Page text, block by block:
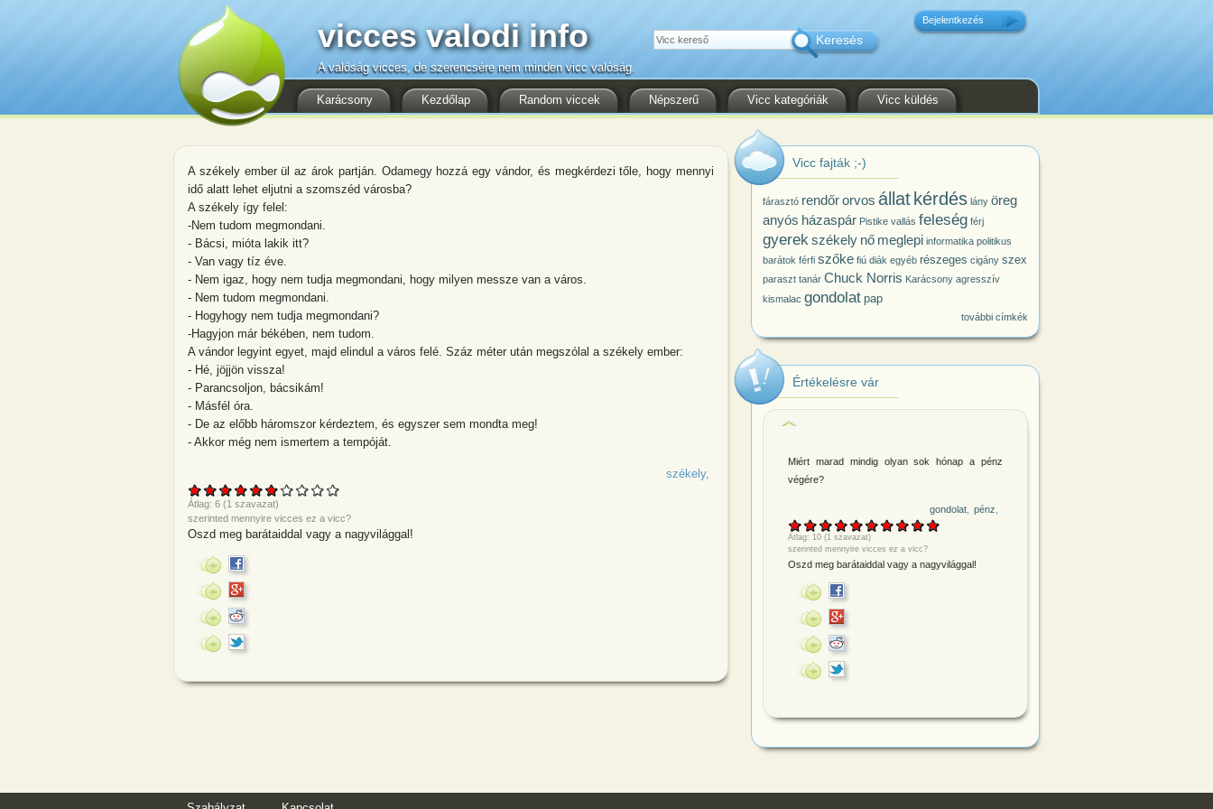
Karácsony Kezdőlap Random viccek Népszerű Vicc kategóriák Vicc küldés
vicces valodi info
A valóság vicces, de szerencsére nem minden vicc valóság.
Bejelentkezés
Keresés
A székely ember ül az árok partján. Odamegy hozzá egy vándor, és megkérdezi tőle, hogy mennyi
idő alatt lehet eljutni a szomszéd városba?
A székely így felel:
-Nem tudom megmondani.
- Bácsi, mióta lakik itt?
- Van vagy tíz éve.
- Nem igaz, hogy nem tudja megmondani, hogy milyen messze van a város.
- Nem tudom megmondani.
- Hogyhogy nem tudja megmondani?
-Hagyjon már békében, nem tudom.
A vándor legyint egyet, majd elindul a város felé. Száz méter után megszólal a székely ember:
- Hé, jöjjön vissza!
- Parancsoljon, bácsikám!
- Másfél óra.
- De az előbb háromszor kérdeztem, és egyszer sem mondta meg!
- Akkor még nem ismertem a tempóját.
székely
Átlag: 6 (1 szavazat)
szerinted mennyire vicces ez a vicc?
Oszd meg barátaiddal vagy a nagyvilággal!
Vicc fajták ;-)
fárasztó rendőrorvos állat kérdés lány öreg
anyós házaspár Pistike vallás feleség férj
gyerekszékely nő meglepi informatika politikus
barátok férfi szőke fiú diák egyéb részeges cigány szex
paraszt tanár Chuck Norris Karácsony agresszív
kismalac gondolat pap
további címkék
Értékelésre vár
Miért marad mindig olyan sok hónap a pénz
végére?
pénz
gondolat
Átlag: 10 (1 szavazat)
szerinted mennyire vicces ez a vicc?
Oszd meg barátaiddal vagy a nagyvilággal!